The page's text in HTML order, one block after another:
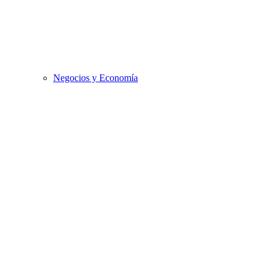
Negocios y Economía